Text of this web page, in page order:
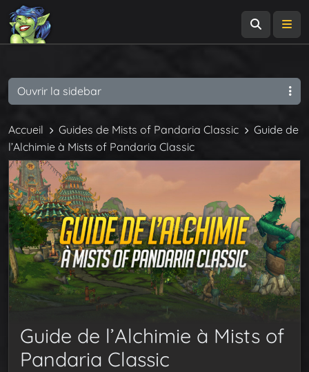
Accueil Guides de Mists of Pandaria Classic
Guide de
l’Alchimie à Mists of Pandaria Classic
Guide de l’Alchimie à Mists of
Pandaria Classic
Ouvrir la sidebar